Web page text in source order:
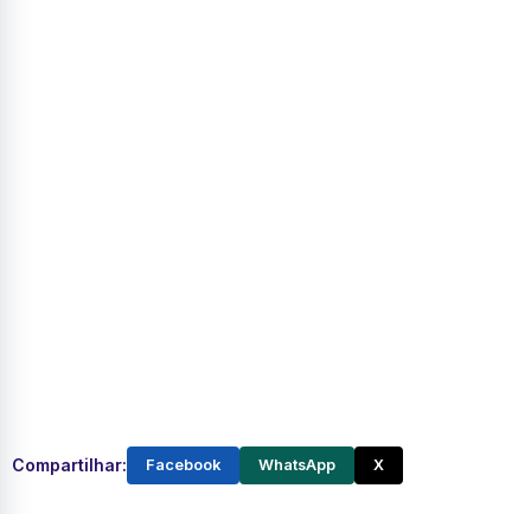
Compartilhar: Facebook WhatsApp X